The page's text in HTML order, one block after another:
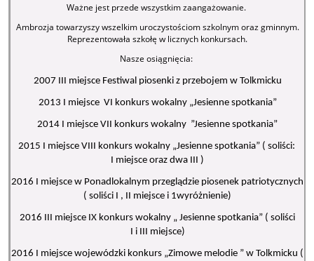
Ważne jest przede wszystkim zaangażowanie.
Ambrozja towarzyszy wszelkim uroczystościom szkolnym oraz gminnym.
Reprezentowała szkołę w licznych konkursach.
Nasze osiągnięcia:
2007 III miejsce Festiwal piosenki z przebojem w Tolkmicku
2013 I miejsce VI konkurs wokalny „Jesienne spotkania”
2014 I miejsce VII konkurs wokalny ”Jesienne spotkania”
2015 I miejsce VIII konkurs wokalny „Jesienne spotkania” ( soliści:
I miejsce oraz dwa III )
2016 I miejsce w Ponadlokalnym przeglądzie piosenek patriotycznych
( soliści I , II miejsce i 1wyróżnienie)
2016 III miejsce IX konkurs wokalny „ Jesienne spotkania” ( soliści
I i III miejsce)
2016 I miejsce wojewódzki konkurs „Zimowe melodie ” w Tolkmicku (